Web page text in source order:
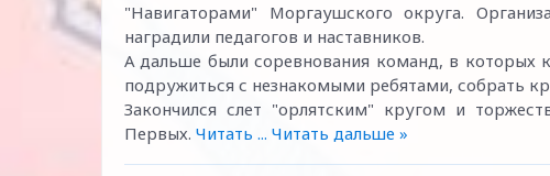
"Навигаторами" Моргаушского округа.
наградили педагогов и наставников.
А дальше были соревнования команд, в которых
подружиться с незнакомыми ребятами, собрать
Закончился слет "орлятским" кругом и
Первых. Читать ... Читать дальше »